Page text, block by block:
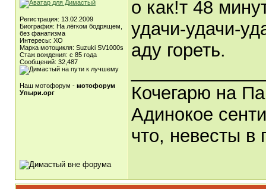
Регистрация: 13.02.2009
Биография: На лёгком бодрящем,
без фанатизма
Интересы: ХО
Марка мотоцикля: Suzuki SV1000s
Стаж вождения: с 85 года
Сообщений: 32,487
Наш мотофорум - мотофорум
Упыри.орг
о как!т 48
удачи-удачи-
аду гореть.
Кочегарю на
Адинокое
что, невесты в